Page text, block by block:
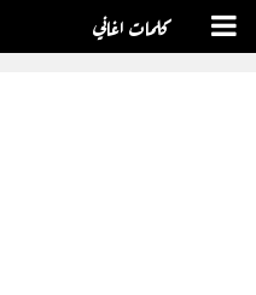
كلمات اغاني